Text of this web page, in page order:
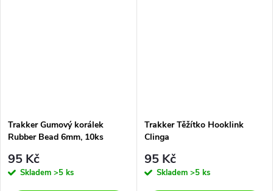
Trakker Gumový korálek
Rubber Bead 6mm, 10ks
95 Kč
Skladem >5 ks
Trakker Těžítko Hooklink
Clinga
95 Kč
Skladem >5 ks